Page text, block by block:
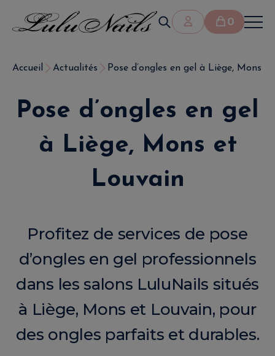
0
Accueil Actualités Pose d’ongles en gel à Liège, Mons
Pose d’ongles en gel
à Liège, Mons et
Louvain
Profitez de services de pose
d’ongles en gel professionnels
dans les salons LuluNails situés
à Liège, Mons et Louvain, pour
des ongles parfaits et durables.